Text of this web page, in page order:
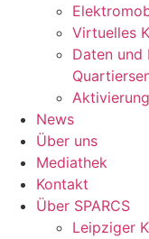
Virtuelles
Daten und
News
Über uns
Mediathek
Kontakt
Über SPARCS
Leipziger